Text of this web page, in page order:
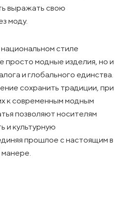
выражать свою
моду.
стиле
просто модные изделия, но и
и глобального единства.
сохранить традиции, при
к современным модным
позволяют носителям
и культурную
прошлое с настоящим в